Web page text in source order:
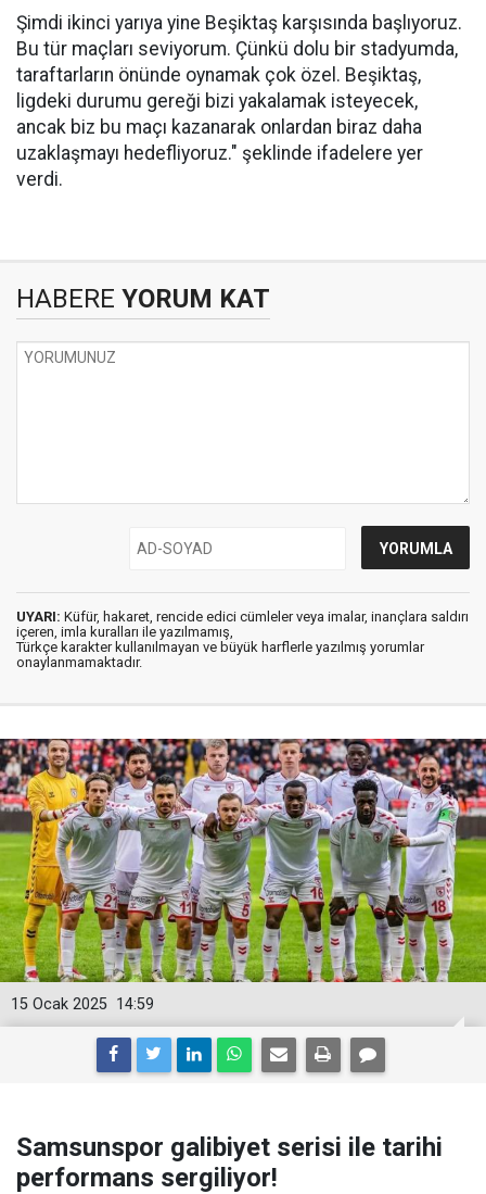
Şimdi ikinci yarıya yine Beşiktaş karşısında başlıyoruz.
Bu tür maçları seviyorum. Çünkü dolu bir stadyumda,
taraftarların önünde oynamak çok özel. Beşiktaş,
ligdeki durumu gereği bizi yakalamak isteyecek,
ancak biz bu maçı kazanarak onlardan biraz daha
uzaklaşmayı hedefliyoruz." şeklinde ifadelere yer
verdi.
HABERE YORUM KAT
UYARI: Küfür, hakaret, rencide edici cümleler veya imalar, inançlara saldırı
içeren, imla kuralları ile yazılmamış,
Türkçe karakter kullanılmayan ve büyük harflerle yazılmış yorumlar
onaylanmamaktadır.
14:59
15 Ocak 2025
Samsunspor galibiyet serisi ile tarihi
performans sergiliyor!